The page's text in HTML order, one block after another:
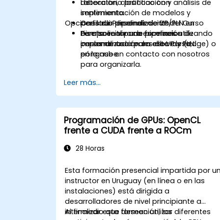
detección, clasificación y análisis de
sentimiento.
Construir pipelines de VP/PLN en
tiempo real para escenarios de
implementación en el borde (edge) o
en la nube.
Laboratorio práctico con
implementación de modelos y
perfilado de rendimiento.
Diseño en vivo de pipelines utilizando
casos de uso reales de VP y PLN.
Opciones de Personalización del Curso
Para solicitar una formación
personalizada para este curso,
póngase en contacto con nosotros
para organizarla.
Leer más...
Programación de GPUs: OpenCL
frente a CUDA frente a ROCm
28 Horas
Esta formación presencial impartida por un
instructor en Uruguay (en línea o en las
instalaciones) está dirigida a
desarrolladores de nivel principiante a
intermedio que deseen utilizar diferentes
Al finalizar esta formación, los